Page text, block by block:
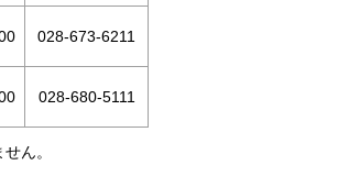
028-673-6211
028-680-5111
ん。